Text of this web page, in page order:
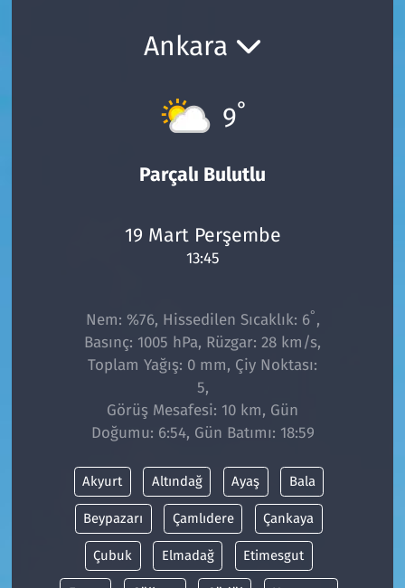
Ankara
9°
Parçalı Bulutlu
19 Mart Perşembe
13:45
Nem: %76, Hissedilen Sıcaklık: 6° ,
Basınç: 1005 hPa, Rüzgar: 28 km/s,
Toplam Yağış: 0 mm, Çiy Noktası:
5,
Görüş Mesafesi: 10 km, Gün
Doğumu: 6:54, Gün Batımı: 18:59
Akyurt Altındağ Ayaş Bala
Beypazarı Çamlıdere Çankaya
Çubuk Elmadağ Etimesgut
Kültür Sanat
Saray
Spor
Süleymanpaşa